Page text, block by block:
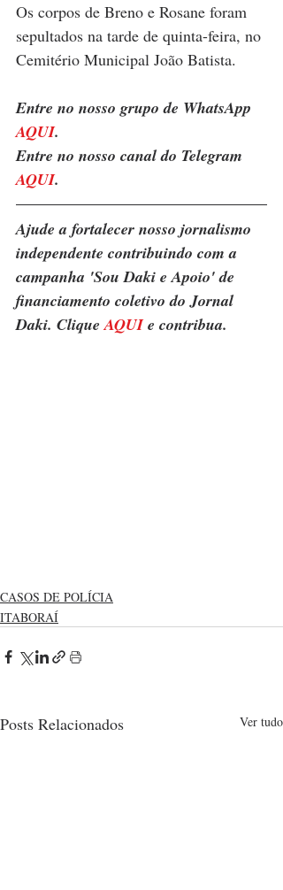
Os corpos de Breno e Rosane foram
sepultados na tarde de quinta-feira, no
Cemitério Municipal João Batista.
Entre no nosso grupo de WhatsApp
AQUI.
Entre no nosso canal do Telegram
AQUI.
Ajude a fortalecer nosso jornalismo
independente contribuindo com a
campanha 'Sou Daki e Apoio' de
financiamento coletivo do Jornal
Daki. Clique AQUI e contribua.
CASOS DE POLÍCIA
ITABORAÍ
Posts Relacionados Ver tudo